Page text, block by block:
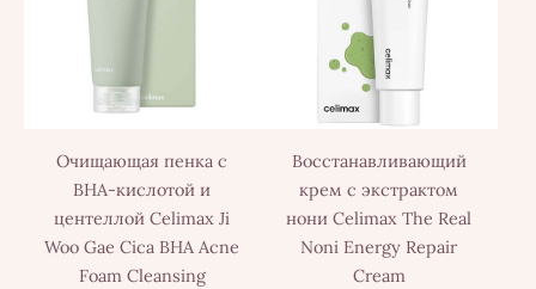
Очищающая пенка с
BHA-кислотой и
центеллой Celimax Ji
Woo Gae Cica BHA Acne
Foam Cleansing
Восстанавливающий
крем с экстрактом
нони Celimax The Real
Noni Energy Repair
Cream